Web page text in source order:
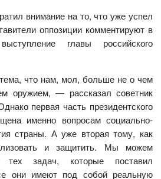
внимание на то, что уже успел
оппозиции комментируют в
главы российского
что нам, мол, больше не о чем
оружием, — рассказал советник
первая часть президентского
именно вопросам социально-
страны. А уже вторая тому, как
и защитить. Мы можем
тех задач, которые поставил
они имеют под собой реальную